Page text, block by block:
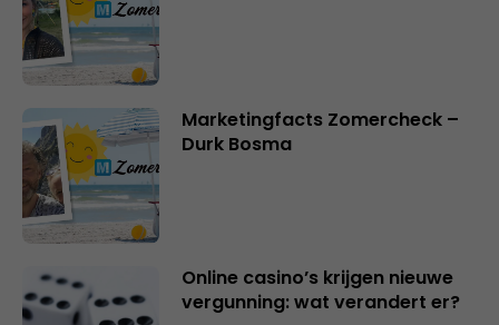
Marketingfacts Zomercheck –
Durk Bosma
Online casino’s krijgen nieuwe
vergunning: wat verandert er?